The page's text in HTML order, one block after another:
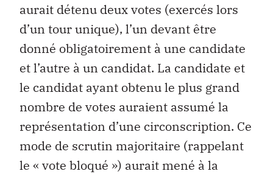
aurait détenu deux votes (exercés lors
d’un tour unique), l’un devant être
donné obligatoirement à une candidate
et l’autre à un candidat. La candidate et
le candidat ayant obtenu le plus grand
nombre de votes auraient assumé la
représentation d’une circonscription. Ce
mode de scrutin majoritaire (rappelant
le « vote bloqué ») aurait mené à la